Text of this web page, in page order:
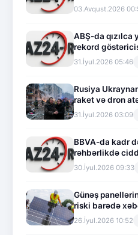
03.Avqust.2026
ABŞ-da qızılca
rekord
31.İyul.2026 05:46
Rusiya
raket və dron
31.İyul.2026 03:09
BBVA-da kadr
rəhbərlikdə
30.İyul.2026 09:33
Günəş
riski barədə
26.İyul.2026 10:52